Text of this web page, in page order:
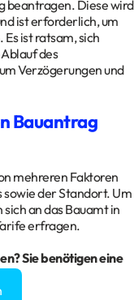
beantragen. Diese wird
ist erforderlich, um
ist ratsam, sich
des
Verzögerungen und
Bauantrag
mehreren Faktoren
sowie der Standort. Um
an das Bauamt in
erfragen.
Sie benötigen eine